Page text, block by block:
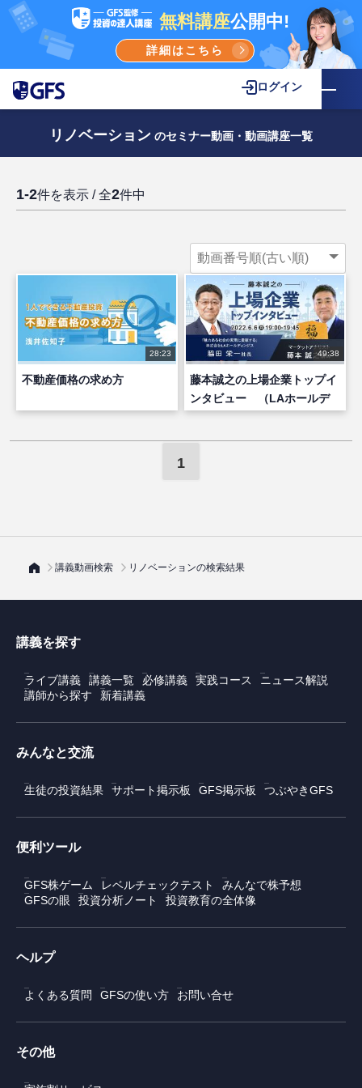
無料講座公開中!
詳細はこちら
ログイン
リノベーション のセミナー動画・動画講座一覧
1-2件を表示 / 全2件中
28:23
不動産価格の求め方
49:38
藤本誠之の上場企業トップイ
ンタビュー （LAホールデ
ィングス 脇田栄一 社長）
1
講義動画検索 リノベーションの検索結果
講義を探す
ライブ講義 講義一覧 必修講義 実践コース
ニュース解説
講師から探す
新着講義
みんなと交流
生徒の投資結果 サポート掲示板 GFS掲示板 つぶやきGFS
便利ツール
GFS株ゲーム レベルチェックテスト
みんなで株予想
GFSの眼
投資分析ノート 投資教育の全体像
ヘルプ
よくある質問 GFSの使い方 お問い合せ
その他